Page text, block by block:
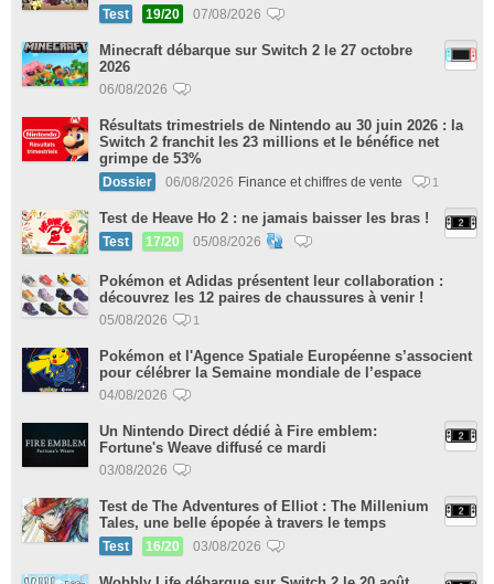
Test 19/20 07/08/2026
Minecraft débarque sur Switch 2 le 27 octobre
2026
06/08/2026
Résultats trimestriels de Nintendo au 30 juin 2026 : la
Switch 2 franchit les 23 millions et le bénéfice net
grimpe de 53%
Dossier 06/08/2026 Finance et chiffres de vente 1
Test de Heave Ho 2 : ne jamais baisser les bras !
Test 17/20 05/08/2026
Pokémon et Adidas présentent leur collaboration :
découvrez les 12 paires de chaussures à venir !
05/08/2026 1
Pokémon et l'Agence Spatiale Européenne s’associent
pour célébrer la Semaine mondiale de l’espace
04/08/2026
Un Nintendo Direct dédié à Fire emblem:
Fortune's Weave diffusé ce mardi
03/08/2026
Test de The Adventures of Elliot : The Millenium
Tales, une belle épopée à travers le temps
Test 16/20 03/08/2026